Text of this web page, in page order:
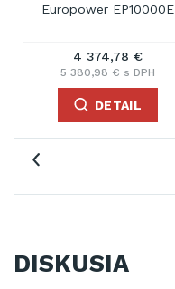
Europower EP10000E
4 374,78 €
5 380,98 € s DPH
DETAIL
DISKUSIA